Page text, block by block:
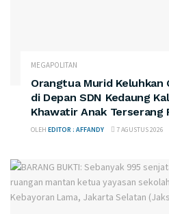
MEGAPOLITAN
Orangtua Murid Keluhkan
di Depan SDN Kedaung
Khawatir Anak Terserang
OLEH EDITOR : AFFANDY 7 AGUSTUS 2026